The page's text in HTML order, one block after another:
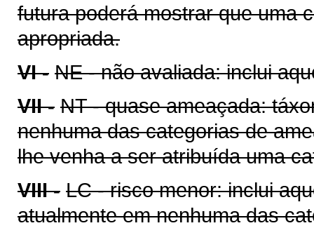
futura poderá mostrar que uma
apropriada.
VI - NE - não avaliada: inclui
VII - NT - quase ameaçada:
nenhuma das categorias de
lhe venha a ser atribuída uma
VIII - LC - risco menor: inclui
atualmente em nenhuma das